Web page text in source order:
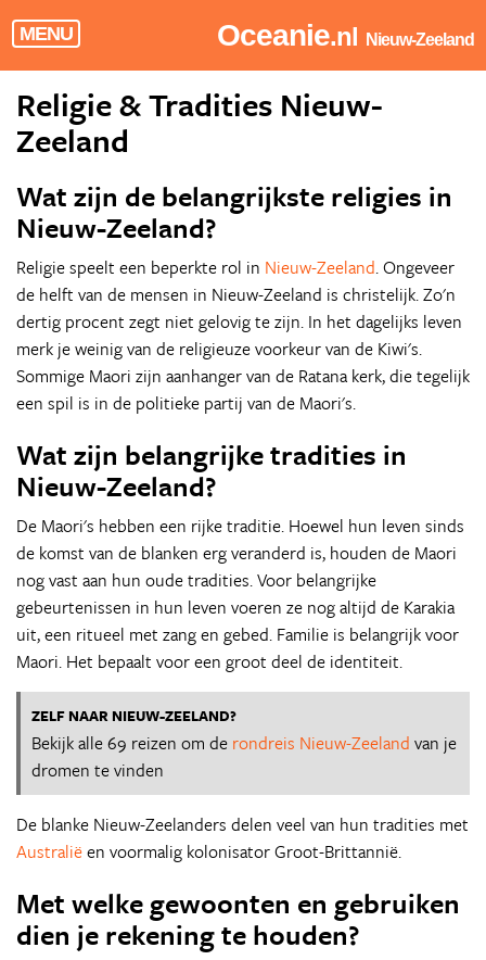
MENU Oceanie.nl Nieuw-Zeeland
Religie & Tradities Nieuw-
Zeeland
Wat zijn de belangrijkste religies in
Nieuw-Zeeland?
Religie speelt een beperkte rol in Nieuw-Zeeland. Ongeveer
de helft van de mensen in Nieuw-Zeeland is christelijk. Zo'n
dertig procent zegt niet gelovig te zijn. In het dagelijks leven
merk je weinig van de religieuze voorkeur van de Kiwi's.
Sommige Maori zijn aanhanger van de Ratana kerk, die tegelijk
een spil is in de politieke partij van de Maori's.
Wat zijn belangrijke tradities in
Nieuw-Zeeland?
De Maori's hebben een rijke traditie. Hoewel hun leven sinds
de komst van de blanken erg veranderd is, houden de Maori
nog vast aan hun oude tradities. Voor belangrijke
gebeurtenissen in hun leven voeren ze nog altijd de Karakia
uit, een ritueel met zang en gebed. Familie is belangrijk voor
Maori. Het bepaalt voor een groot deel de identiteit.
ZELF NAAR NIEUW-ZEELAND?
Bekijk alle 69 reizen om de rondreis Nieuw-Zeeland van je
dromen te vinden
De blanke Nieuw-Zeelanders delen veel van hun tradities met
Australiëen voormalig kolonisator Groot-Brittannië.
Met welke gewoonten en gebruiken
dien je rekening te houden?